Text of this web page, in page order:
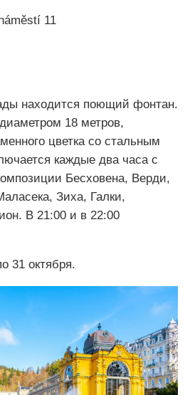
11
находится поющий фонтан.
18 метров,
цветка со стальным
каждые два часа с
Бесховена, Верди,
Зиха, Галки,
В 21:00 и в 22:00
31 октября.